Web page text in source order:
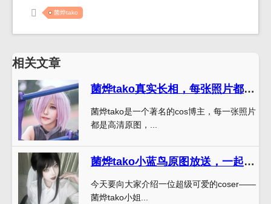
菌烨tako
相关文章
菌烨tako真实长相，每张照片都是高清原图
菌烨tako是一个著名的cos博主，每一张照片
都是高清原图，...
菌烨tako小蓝鸟原图放送，一起来感受它的美丽
今天要向大家介绍一位超级可爱的coser——
菌烨tako小姐...